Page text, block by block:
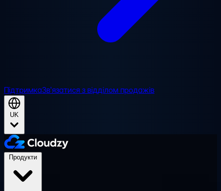
ПідтримкаЗв'язатися з відділом продажів
UK